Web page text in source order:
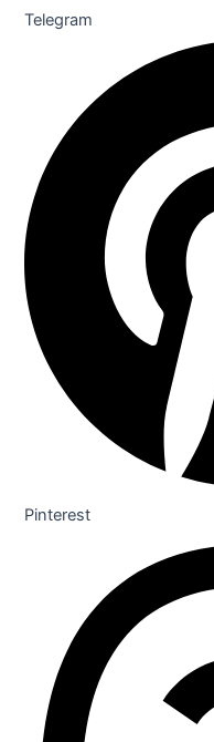
Telegram
Pinterest